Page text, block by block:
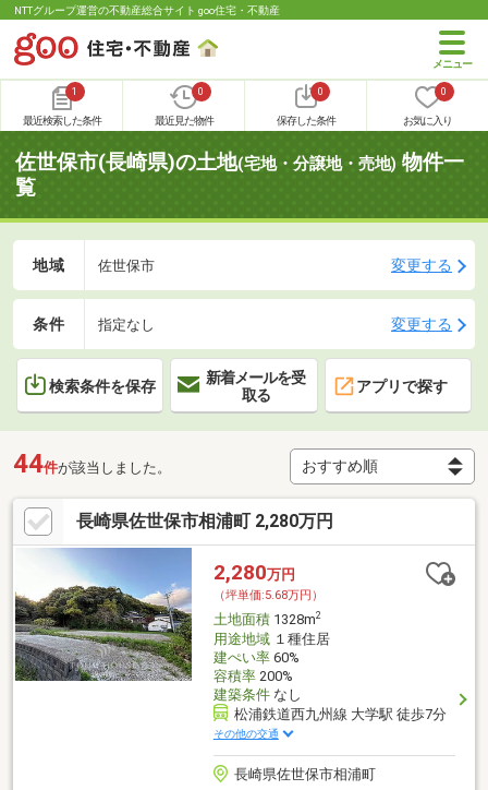
NTTグループ運営の不動産総合サイト goo住宅・不動産
1
最近検索した条件
0
最近見た物件
0
保存した条件
0
お気に入り
佐世保市(長崎県)の土地(宅地・分譲地・売地) 物件一
覧
地域 佐世保市 変更する
条件 指定なし 変更する
検索条件を保存
新着メールを受
取る
アプリで探す
44件が該当しました。
長崎県佐世保市相浦町 2,280万円
2,280万円
（坪単価:5.68万円）
土地面積1328m2
用途地域１種住居
建ぺい率60%
容積率200%
建築条件なし
松浦鉄道西九州線 大学駅 徒歩7分
その他の交通
長崎県佐世保市相浦町